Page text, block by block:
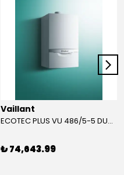
Vaillant
ECOTEC PLUS VU 486/5-5 DUVAR TİPİ YOĞUŞMALI KAZAN
₺ 74,643.99